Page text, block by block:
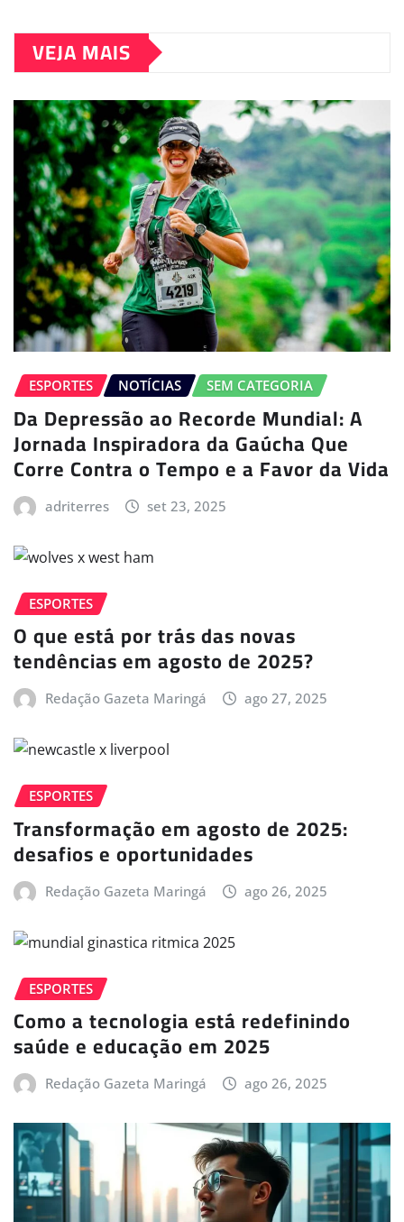
VEJA MAIS
ESPORTES NOTÍCIAS SEM CATEGORIA
Da Depressão ao Recorde Mundial: A
Jornada Inspiradora da Gaúcha Que
Corre Contra o Tempo e a Favor da Vida
adriterres set 23, 2025
ESPORTES
O que está por trás das novas
tendências em agosto de 2025?
Redação Gazeta Maringá ago 27, 2025
ESPORTES
Transformação em agosto de 2025:
desafios e oportunidades
Redação Gazeta Maringá ago 26, 2025
ESPORTES
Como a tecnologia está redefinindo
saúde e educação em 2025
Redação Gazeta Maringá ago 26, 2025